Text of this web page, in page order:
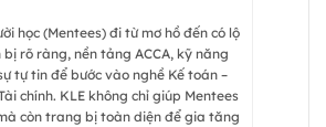
học (Mentees) đi từ mơ hồ đến có lộ
rõ ràng, nền tảng ACCA, kỹ năng
tự tin để bước vào nghề Kế toán –
chính. KLE không chỉ giúp Mentees
còn trang bị toàn diện để gia tăng